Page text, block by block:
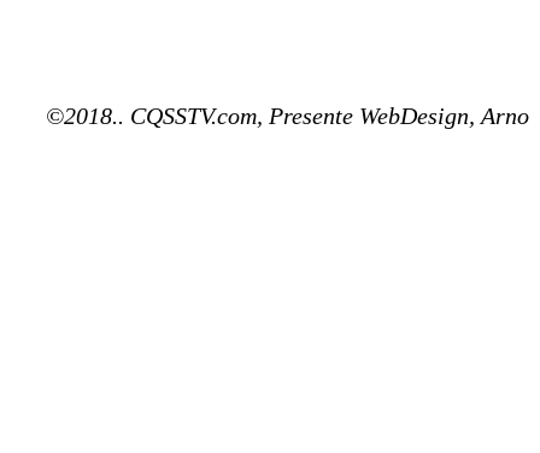
©2018.. CQSSTV.com, Presente WebDesign, Arno